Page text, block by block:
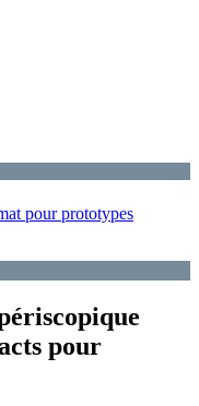
pour prototypes
pour